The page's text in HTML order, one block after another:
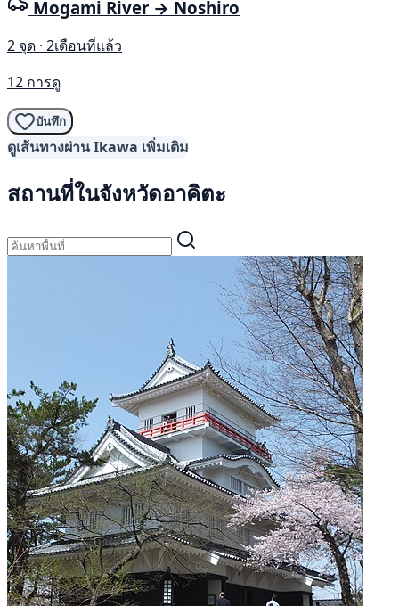
Mogami River → Noshiro
2 จุด · 2เดือนที่แล้ว
12 การดู
บันทึก
ดูเส้นทางผ่าน Ikawa เพิ่มเติม
สถานที่ในจังหวัดอาคิตะ